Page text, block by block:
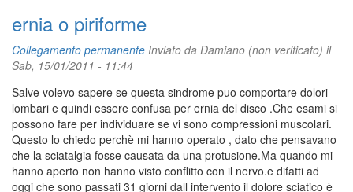
ernia o piriforme
Collegamento permanente Inviato da Damiano (non verificato) il
Sab, 15/01/2011 - 11:44
Salve volevo sapere se questa sindrome puo comportare dolori
lombari e quindi essere confusa per ernia del disco .Che esami si
possono fare per individuare se vi sono compressioni muscolari.
Questo lo chiedo perchè mi hanno operato , dato che pensavano
che la sciatalgia fosse causata da una protusione.Ma quando mi
hanno aperto non hanno visto conflitto con il nervo.e difatti ad
oggi che sono passati 31 giorni dall intervento il dolore sciatico è